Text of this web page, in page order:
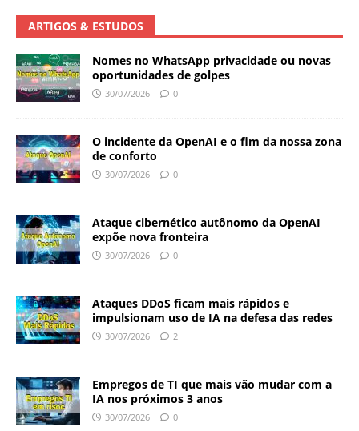
ARTIGOS & ESTUDOS
Nomes no WhatsApp privacidade ou novas
oportunidades de golpes
30/07/2026 0
O incidente da OpenAI e o fim da nossa zona
de conforto
30/07/2026 0
Ataque cibernético autônomo da OpenAI
expõe nova fronteira
30/07/2026 0
Ataques DDoS ficam mais rápidos e
impulsionam uso de IA na defesa das redes
30/07/2026 2
Empregos de TI que mais vão mudar com a
IA nos próximos 3 anos
30/07/2026 0